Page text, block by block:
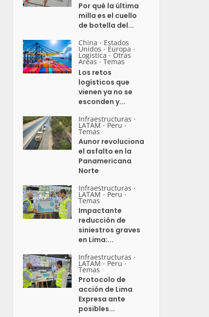
Por qué la última
milla es el cuello
de botella del...
China • Estados
Unidos • Europa •
Logistica • Otras
Areas • Temas
Los retos
logísticos que
vienen ya no se
esconden y...
Infraestructuras •
LATAM • Peru •
Temas
Aunor revoluciona
el asfalto en la
Panamericana
Norte
Infraestructuras •
LATAM • Peru •
Temas
Impactante
reducción de
siniestros graves
en Lima:...
Infraestructuras •
LATAM • Peru •
Temas
Protocolo de
acción de Lima
Expresa ante
posibles...